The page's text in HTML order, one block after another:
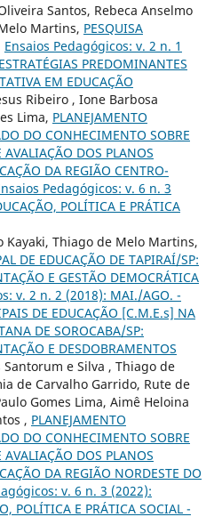
Santos, Rebeca Anselmo
Martins, PESQUISA
Ensaios Pedagógicos: v. 2 n. 1
PREDOMINANTES
EM EDUCAÇÃO
Ribeiro , Ione Barbosa
Lima, PLANEJAMENTO
DO CONHECIMENTO SOBRE
DOS PLANOS
DA REGIÃO CENTRO-
Pedagógicos: v. 6 n. 3
POLÍTICA E PRÁTICA
Kayaki, Thiago de Melo Martins,
DE EDUCAÇÃO DE TAPIRAÍ/SP:
E GESTÃO DEMOCRÁTICA
v. 2 n. 2 (2018): MAI./AGO. -
DE EDUCAÇÃO [C.M.E.s] NA
DE SOROCABA/SP:
E DESDOBRAMENTOS
Santorum e Silva , Thiago de
de Carvalho Garrido, Rute de
Gomes Lima, Aimê Heloina
, PLANEJAMENTO
DO CONHECIMENTO SOBRE
DOS PLANOS
DA REGIÃO NORDESTE DO
v. 6 n. 3 (2022):
POLÍTICA E PRÁTICA SOCIAL -